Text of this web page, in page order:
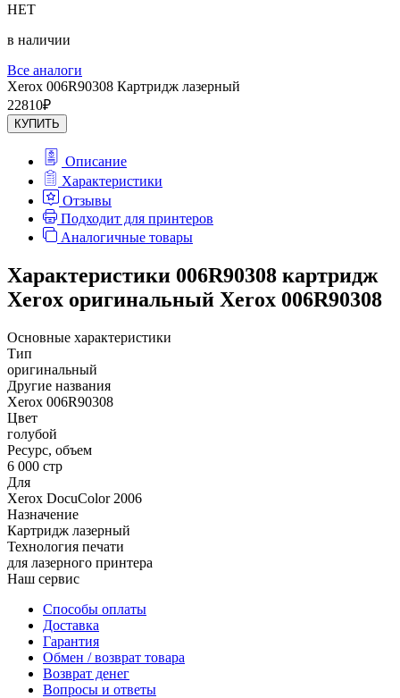
НЕТ
в наличии
Все аналоги
Xerox 006R90308 Картридж лазерный
22810₽
КУПИТЬ
Описание
Характеристики
Отзывы
Подходит для принтеров
Аналогичные товары
Характеристики 006R90308 картридж
Xerox оригинальный Xerox 006R90308
Основные характеристики
Тип
оригинальный
Другие названия
Xerox 006R90308
Цвет
голубой
Ресурс, объем
6 000 стр
Для
Xerox DocuColor 2006
Назначение
Картридж лазерный
Технология печати
для лазерного принтера
Наш сервис
Способы оплаты
Доставка
Гарантия
Обмен / возврат товара
Возврат денег
Вопросы и ответы